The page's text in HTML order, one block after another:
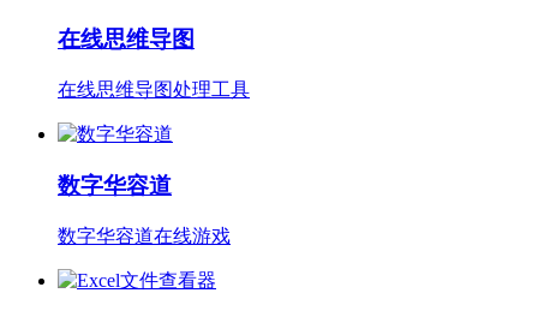
在线思维导图
在线思维导图处理工具
数字华容道
数字华容道在线游戏